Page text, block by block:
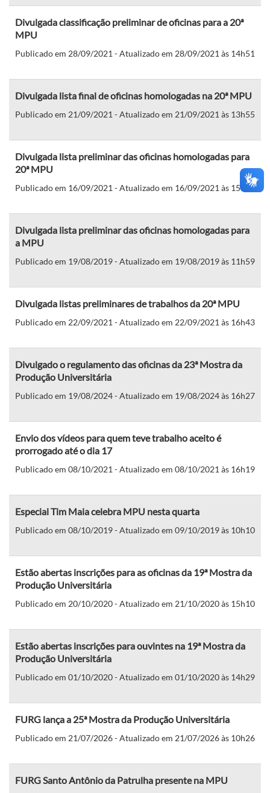
Divulgada classificação preliminar de oficinas para a 20ª
MPU
Publicado em 28/09/2021 - Atualizado em 28/09/2021 às 14h51
Divulgada lista final de oficinas homologadas na 20ª MPU
Publicado em 21/09/2021 - Atualizado em 21/09/2021 às 13h55
Divulgada lista preliminar das oficinas homologadas para
20ª MPU
Publicado em 16/09/2021 - Atualizado em 16/09/2021 às 15h22
Divulgada lista preliminar das oficinas homologadas para
a MPU
Publicado em 19/08/2019 - Atualizado em 19/08/2019 às 11h59
Divulgada listas preliminares de trabalhos da 20ª MPU
Publicado em 22/09/2021 - Atualizado em 22/09/2021 às 16h43
Divulgado o regulamento das oficinas da 23ª Mostra da
Produção Universitária
Publicado em 19/08/2024 - Atualizado em 19/08/2024 às 16h27
Envio dos vídeos para quem teve trabalho aceito é
prorrogado até o dia 17
Publicado em 08/10/2021 - Atualizado em 08/10/2021 às 16h19
Especial Tim Maia celebra MPU nesta quarta
Publicado em 08/10/2019 - Atualizado em 09/10/2019 às 10h10
Estão abertas inscrições para as oficinas da 19ª Mostra da
Produção Universitária
Publicado em 20/10/2020 - Atualizado em 21/10/2020 às 15h10
Estão abertas inscrições para ouvintes na 19ª Mostra da
Produção Universitária
Publicado em 01/10/2020 - Atualizado em 01/10/2020 às 14h29
FURG lança a 25ª Mostra da Produção Universitária
Publicado em 21/07/2026 - Atualizado em 21/07/2026 às 10h26
FURG Santo Antônio da Patrulha presente na MPU